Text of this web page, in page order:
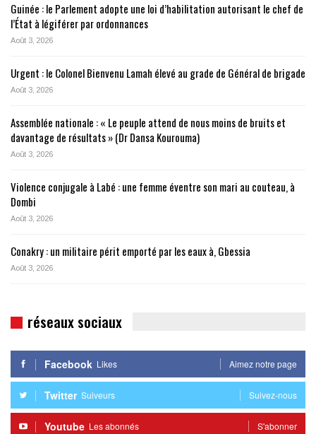
Guinée : le Parlement adopte une loi d’habilitation autorisant le chef de
l’État à légiférer par ordonnances
Août 3, 2026
Urgent : le Colonel Bienvenu Lamah élevé au grade de Général de brigade
Août 3, 2026
Assemblée nationale : « Le peuple attend de nous moins de bruits et
davantage de résultats » (Dr Dansa Kourouma)
Août 3, 2026
Violence conjugale à Labé : une femme éventre son mari au couteau, à
Dombi
Août 3, 2026
Conakry : un militaire périt emporté par les eaux à, Gbessia
Août 3, 2026
réseaux sociaux
Facebook Likes Aimez notre page
Twitter Suiveurs Suivez-nous
Youtube Les abonnés S'abonner